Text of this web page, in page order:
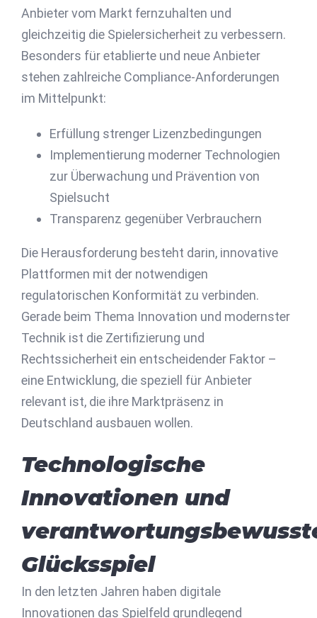
Anbieter vom Markt fernzuhalten und
gleichzeitig die Spielersicherheit zu verbessern.
Besonders für etablierte und neue Anbieter
stehen zahlreiche Compliance-Anforderungen
im Mittelpunkt:
Erfüllung strenger Lizenzbedingungen
Implementierung moderner Technologien
zur Überwachung und Prävention von
Spielsucht
Transparenz gegenüber Verbrauchern
Die Herausforderung besteht darin, innovative
Plattformen mit der notwendigen
regulatorischen Konformität zu verbinden.
Gerade beim Thema Innovation und modernster
Technik ist die Zertifizierung und
Rechtssicherheit ein entscheidender Faktor –
eine Entwicklung, die speziell für Anbieter
relevant ist, die ihre Marktpräsenz in
Deutschland ausbauen wollen.
Technologische
Innovationen und
Glücksspiel
In den letzten Jahren haben digitale
Innovationen das Spielfeld grundlegend